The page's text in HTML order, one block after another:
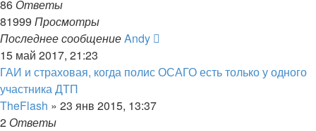
86 Ответы
81999 Просмотры
Последнее сообщениеAndy
15 май 2017, 21:23
ГАИ и страховая, когда полис ОСАГО есть только у одного
участника ДТП
TheFlash » 23 янв 2015, 13:37
2 Ответы